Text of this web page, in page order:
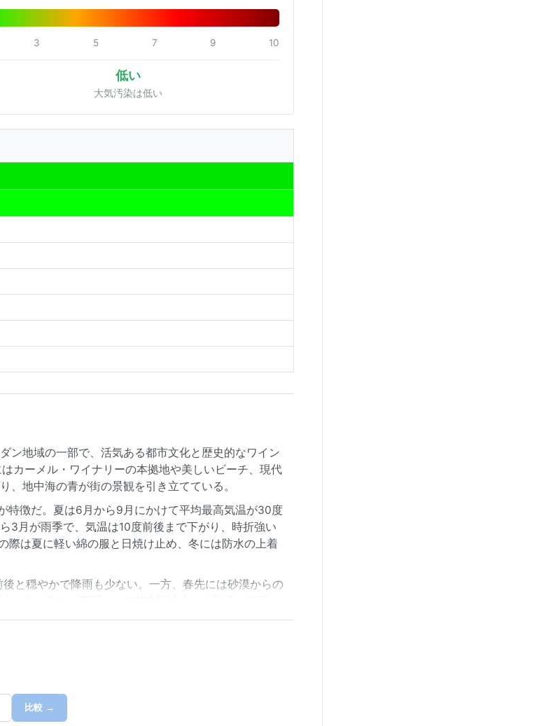
3 5 7 9 10
低い
大気汚染は低い
ン地域の一部で、活気ある都市文化と歴史的なワイン
カーメル・ワイナリーの本拠地や美しいビーチ、現代
地中海の青が街の景観を引き立てている。
特徴だ。夏は6月から9月にかけて平均最高気温が30度
3月が雨季で、気温は10度前後まで下がり、時折強い
は夏に軽い綿の服と日焼け止め、冬には防水の上着
と穏やかで降雨も少ない。一方、春先には砂漠からの
価値がある。
比較 →